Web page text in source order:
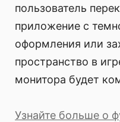
пользователь
приложение с
оформления или
пространство в
монитора будет
Узнайте больше о